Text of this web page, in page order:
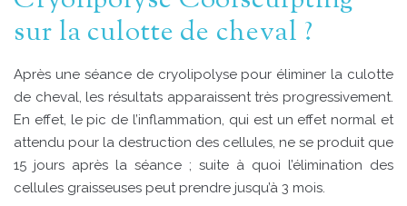
sur la culotte de cheval ?
Après une séance de cryolipolyse pour éliminer la culotte
de cheval, les résultats apparaissent très progressivement.
En effet, le pic de l’inflammation, qui est un effet normal et
attendu pour la destruction des cellules, ne se produit que
15 jours après la séance ; suite à quoi l’élimination des
cellules graisseuses peut prendre jusqu’à 3 mois.